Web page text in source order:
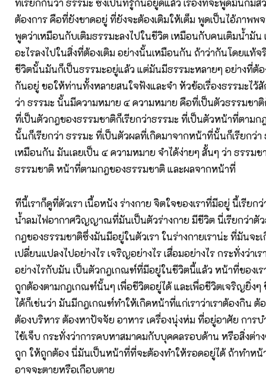
ต้องการ คือที่ยังขาดอยู่ ที่ยังจะต้องเติมให้เต็ม พูดเป็นไอ้ภาพ
พูดว่าเหมือนกับเติมธรรมะลงไปในชีวิต เหมือนกับคนเติมน้ำมัน
อะไรลงไปในสิ่งที่ต้องเติม อย่างนั้นเหมือนกัน ถ้าว่ากันโดยแท้จ
ชีวิตนั้นมันก็เป็นธรรมะอยู่แล้ว แต่มันมีธรรมะหลายๆ อย่างที่ต้
กันอยู่ ขอให้ท่านทั้งหลายสนใจฟังและจำ หัวข้อเรื่องธรรมะไว้
ว่า ธรรมะ นั้นมีความหมาย ๔ ความหมาย คือที่เป็นตัวธรรมชาติ
ที่เป็นตัวกฎของธรรมชาติก็เรียกว่าธรรมะ ที่เป็นตัวหน้าที่ตามก
นั้นก็เรียกว่า ธรรมะ ที่เป็นตัวผลที่เกิดมาจากหน้าที่นั้นก็เรียกว่า
เหมือนกัน มันเลยเป็น ๔ ความหมาย จำได้ง่ายๆ สั้นๆ ว่า ธรรม
ธรรมชาติ หน้าที่ตามกฎของธรรมชาติ และผลจากหน้าที่
ทีนี้เราก็ดูที่ตัวเรา เนื้อหนัง ร่างกาย จิตใจของเราที่มีอยู่ นี้เรียก
น้ำลมไฟอากาศวิญญาณที่มันเป็นตัวร่างกาย มีชีวิต นี่เรียกว่าตั
กฎของธรรมชาติซึ่งมันมีอยู่ในตัวเรา ในร่างกายเราน่ะ ที่มันจะ
เปลี่ยนแปลงไปอย่างไร เจริญอย่างไร เสื่อมอย่างไร กระทั่งว่าเ
อย่างไรกับมัน เป็นตัวกฎเกณฑ์ที่มีอยู่ในชีวิตนี้แล้ว หน้าที่ของเ
ถูกต้องตามกฎเกณฑ์นั้นๆ เพื่อชีวิตอยู่ได้ และเพื่อชีวิตเจริญยิ่งๆ
ได้ก็เช่นว่า มันมีกฎเกณฑ์ทำให้เกิดหน้าที่แก่เราว่าเราต้องกิน ต้
ต้องบริหาร ต้องหาปัจจัย อาหาร เครื่องนุ่งห่ม ที่อยู่อาศัย การ
ไข้เจ็บ กระทั่งว่าการคบหาสมาคมกับบุคคลรอบด้าน หรือสิ่งต่าง
ถูก ให้ถูกต้อง นี่มันเป็นหน้าที่ที่จะต้องทำให้รอดอยู่ได้ ถ้าทำห
อาจจะตายหรือเกือบตาย